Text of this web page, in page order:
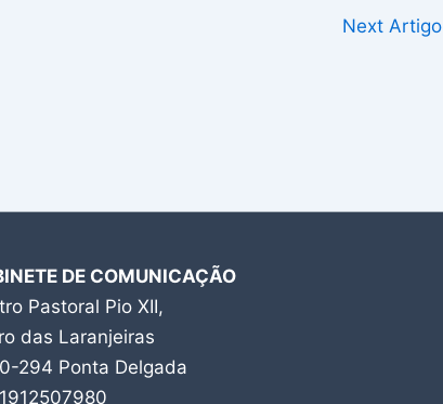
Next Artigo
DE COMUNICAÇÃO
Pastoral Pio XII,
das Laranjeiras
294 Ponta Delgada